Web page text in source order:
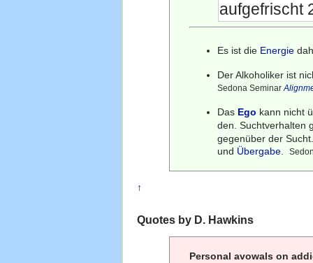
aufgefrischt
Es ist die Energie
Der Alkoholiker ist
Sedona Seminar
Das Ego kann nicht
den. Suchtverhalten
gegenüber der
und Übergabe.
↑
Quotes by D. Hawkins
Personal avowals on